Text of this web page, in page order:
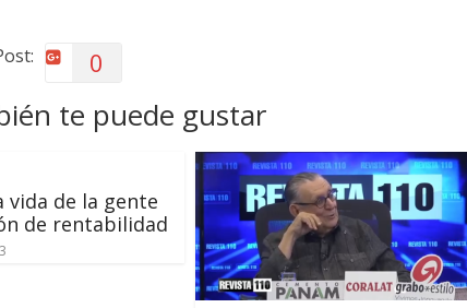
0
te puede gustar
vida de la gente
de rentabilidad